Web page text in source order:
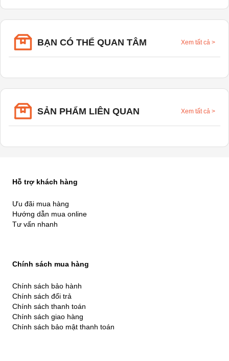
BẠN CÓ THỂ QUAN TÂM Xem tất cả >
SẢN PHẨM LIÊN QUAN Xem tất cả >
Hỗ trợ khách hàng
Ưu đãi mua hàng
Hướng dẫn mua online
Tư vấn nhanh
Chính sách mua hàng
Chính sách bảo hành
Chính sách đổi trả
Chính sách thanh toán
Chính sách giao hàng
Chính sách bảo mật thanh toán